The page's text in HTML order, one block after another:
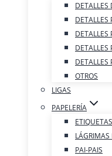
DETALLES
DETALLES
DETALLES
DETALLES
OTROS
LIGAS
PAPELERÍA
ETIQUETAS
LÁGRIMAS
PAI-PAIS